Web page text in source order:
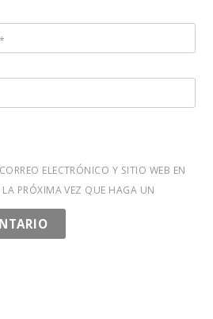
*
ELECTRÓNICO Y SITIO WEB EN
LA PRÓXIMA VEZ QUE HAGA UN